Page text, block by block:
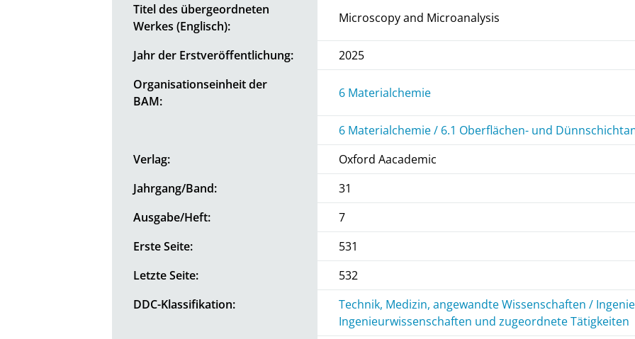
Titel des übergeordneten
Werkes (Englisch):
Microscopy and Microanalysis
Jahr der Erstveröffentlichung:
2025
Organisationseinheit der
BAM:
6 Materialchemie
6 Materialchemie / 6.1 Oberflächen- und
Verlag:
Oxford Aacademic
Jahrgang/Band:
31
Ausgabe/Heft:
7
Erste Seite:
531
Letzte Seite:
532
DDC-Klassifikation:
Technik, Medizin, angewandte Wissenschaften /
Ingenieurwissenschaften und zugeordnete Tätigkeiten